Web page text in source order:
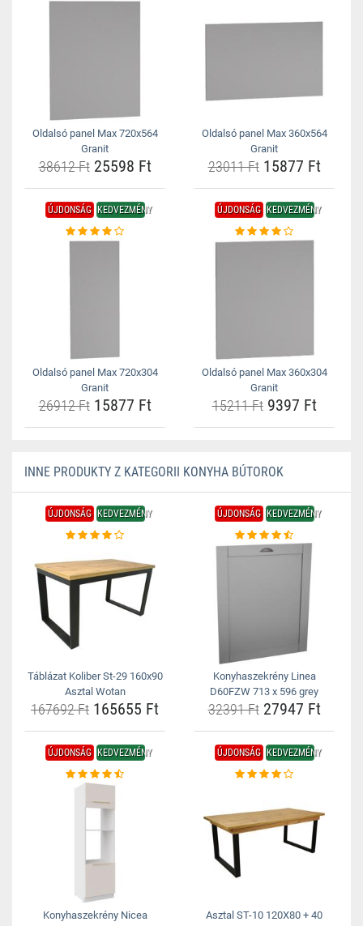
Oldalsó panel Max 720x564
Granit
38612 Ft25598 Ft
Oldalsó panel Max 360x564
Granit
23011 Ft15877 Ft
ÚJDONSÁG KEDVEZMÉNY
Oldalsó panel Max 720x304
Granit
26912 Ft15877 Ft
ÚJDONSÁG KEDVEZMÉNY
Oldalsó panel Max 360x304
Granit
15211 Ft9397 Ft
INNE PRODUKTY Z KATEGORII KONYHA BÚTOROK
ÚJDONSÁG KEDVEZMÉNY
Táblázat Koliber St-29 160x90
Asztal Wotan
167692 Ft 165655 Ft
ÚJDONSÁG KEDVEZMÉNY
Konyhaszekrény Linea
D60FZW 713 x 596 grey
32391 Ft27947 Ft
ÚJDONSÁG KEDVEZMÉNY
Konyhaszekrény Nicea
ÚJDONSÁG KEDVEZMÉNY
Asztal ST-10 120X80 + 40